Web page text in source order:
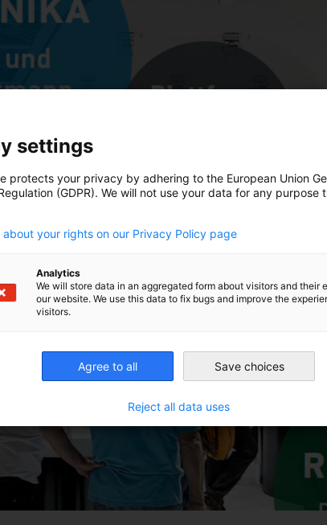
settings
protects your privacy by adhering to the European Union
(GDPR). We will not use your data for any purpose
about your rights on our Privacy Policy page
Analytics
We will store data in an aggregated form about visitors and their
our website. We use this data to fix bugs and improve the
visitors.
Agree to all Save choices
Reject all data uses